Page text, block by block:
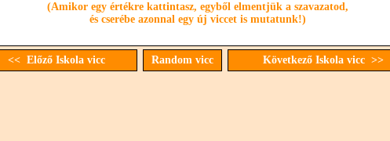
(Amikor egy értékre kattintasz, egyből elmentjük a szavazatod,
és cserébe azonnal egy új viccet is mutatunk!)
<< Előző Iskola vicc Random vicc Következő Iskola vicc >>